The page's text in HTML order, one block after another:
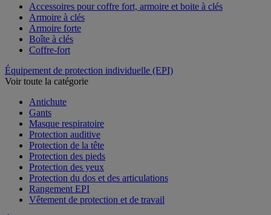
Accessoires pour coffre fort, armoire et boite à clés
Armoire à clés
Armoire forte
Boîte à clés
Coffre-fort
Équipement de protection individuelle (EPI)
Voir toute la catégorie
Antichute
Gants
Masque respiratoire
Protection auditive
Protection de la tête
Protection des pieds
Protection des yeux
Protection du dos et des articulations
Rangement EPI
Vêtement de protection et de travail